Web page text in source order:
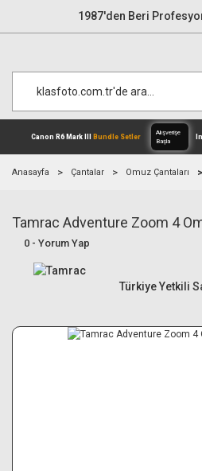
1987'den Beri
Canon R6 Mark IIIBundle
Anasayfa Çantalar Omuz Çantaları
Tamrac Adventure Zoom 4
0 - Yorum Yap
Türkiye Yetkili